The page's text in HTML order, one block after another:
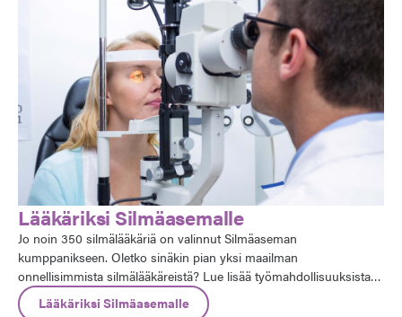
Lääkäriksi Silmäasemalle
Jo noin 350 silmälääkäriä on valinnut Silmäaseman
kumppanikseen. Oletko sinäkin pian yksi maailman
onnellisimmista silmälääkäreistä? Lue lisää työmahdollisuuksista
Silmäasemalla!
Lääkäriksi Silmäasemalle